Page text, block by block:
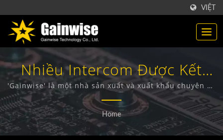
VIỆT
Nhiều Intercom Được Kết
NốiĐược Tìm Kiếm | Nhà
Sản Xuất Sản Phẩm Viễn
Thông Đài Loan | Gainwise
'Gainwise' là một nhà sản xuất và xuất khẩu chuyên về
thiết kế, phát triển và sản xuất các thiết bị không dây
cố định, Intercom cửa 4G, Mở cổng 4G và Báo khói 4G.
Home